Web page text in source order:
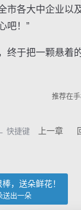
市各大中企业
吧！”
于把一颗悬着的
推荐在
快捷键 上一章
，送朵鲜花！
送出一朵